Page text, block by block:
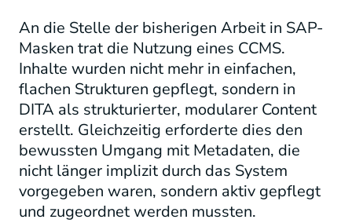
An die Stelle der bisherigen Arbeit in SAP-
Masken trat die Nutzung eines CCMS.
Inhalte wurden nicht mehr in einfachen,
flachen Strukturen gepflegt, sondern in
DITA als strukturierter, modularer Content
erstellt. Gleichzeitig erforderte dies den
bewussten Umgang mit Metadaten, die
nicht länger implizit durch das System
vorgegeben waren, sondern aktiv gepflegt
und zugeordnet werden mussten.